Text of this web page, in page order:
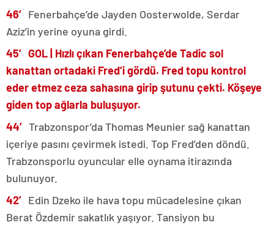
46′ Fenerbahçe’de Jayden Oosterwolde, Serdar
Aziz’in yerine oyuna girdi.
45′ GOL | Hızlı çıkan Fenerbahçe’de Tadic sol
kanattan ortadaki Fred’i gördü. Fred topu kontrol
eder etmez ceza sahasına girip şutunu çekti. Köşeye
giden top ağlarla buluşuyor.
44′ Trabzonspor’da Thomas Meunier sağ kanattan
içeriye pasını çevirmek istedi. Top Fred’den döndü.
Trabzonsporlu oyuncular elle oynama itirazında
bulunuyor.
42′ Edin Dzeko ile hava topu mücadelesine çıkan
Berat Özdemir sakatlık yaşıyor. Tansiyon bu